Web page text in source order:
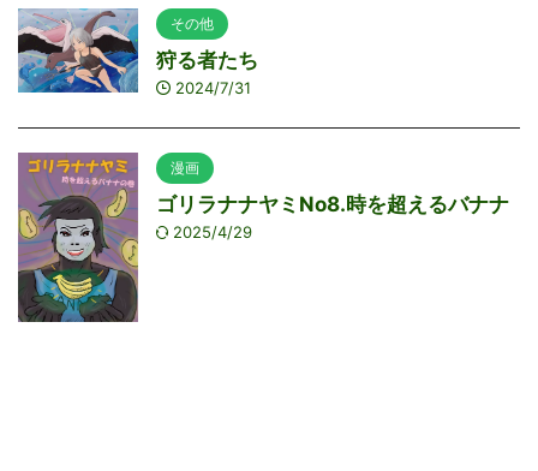
その他
狩る者たち
2024/7/31
漫画
ゴリラナナヤミNo8.時を超えるバナナ
2025/4/29